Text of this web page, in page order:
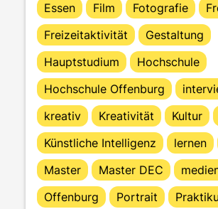
Essen
Film Fotografie
Freizeitaktivität
Gestaltung
Hauptstudium
Hochschule
Hochschule Offenburg
kreativ
Kreativität Kultur
Künstliche Intelligenz
lernen
Master
Master DEC
Offenburg
Portrait